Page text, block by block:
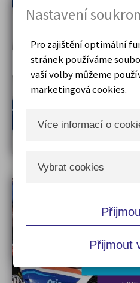
SHOP &
LIVE
Nastavení
Pro zajištění optimální
stránek používáme
vaší volby můžeme
marketingová cookies.
Více informací o
Co jsou cookies
webovými stránkami
soubory jsou uloženy ve
vznikají na straně
webových stránek nebo
prohlížeči (např.
úpravou). Cookies jsou
Vybrat cookies